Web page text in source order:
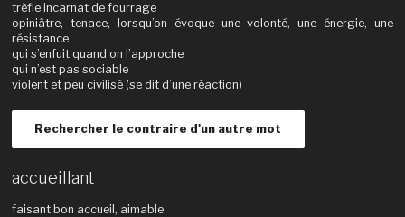
trèfle incarnat de fourrage
opiniâtre, tenace, lorsqu’on évoque une volonté, une énergie, une
résistance
qui s’enfuit quand on l’approche
qui n’est pas sociable
violent et peu civilisé (se dit d’une réaction)
Rechercher le contraire d'un autre mot
accueillant
faisant bon accueil, aimable